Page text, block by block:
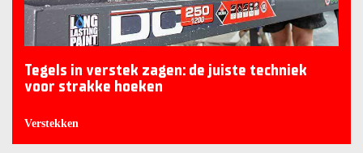
Tegels in verstek zagen: de juiste techniek
voor strakke hoeken
Verstekken